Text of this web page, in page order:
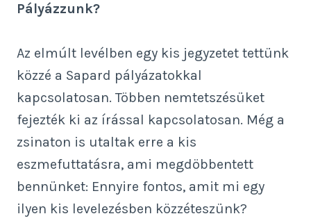
Pályázzunk?
Az elmúlt levélben egy kis jegyzetet tettünk
közzé a Sapard pályázatokkal
kapcsolatosan. Többen nemtetszésüket
fejezték ki az írással kapcsolatosan. Még a
zsinaton is utaltak erre a kis
eszmefuttatásra, ami megdöbbentett
bennünket: Ennyire fontos, amit mi egy
ilyen kis levelezésben közzéteszünk?